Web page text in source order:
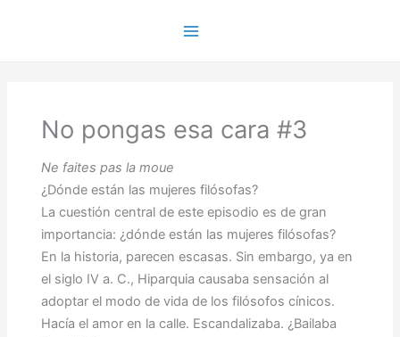
No pongas esa cara #3
Ne faites pas la moue
¿Dónde están las mujeres filósofas?
La cuestión central de este episodio es de gran
importancia: ¿dónde están las mujeres filósofas?
En la historia, parecen escasas. Sin embargo, ya en
el siglo IV a. C., Hiparquia causaba sensación al
adoptar el modo de vida de los filósofos cínicos.
Hacía el amor en la calle. Escandalizaba. ¿Bailaba